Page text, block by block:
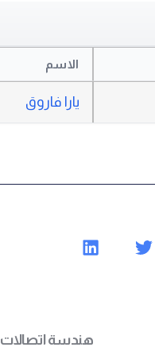
الاسم
يارا فاروق
هندسة اتصالات